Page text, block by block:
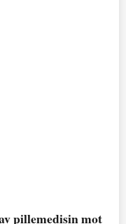
pillemedisin mot